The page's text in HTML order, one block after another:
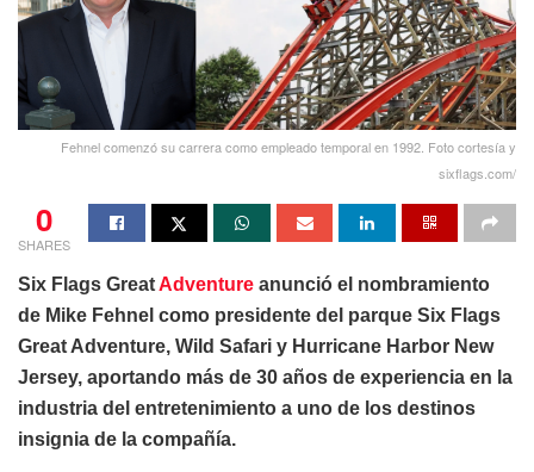
Fehnel comenzó su carrera como empleado temporal en 1992. Foto cortesía y
sixflags.com/
0
SHARES
Six Flags GreatAdventure anunció el nombramiento
de Mike Fehnel como presidente del parque Six Flags
Great Adventure, Wild Safari y Hurricane Harbor New
Jersey, aportando más de 30 años de experiencia en la
industria del entretenimiento a uno de los destinos
insignia de la compañía.